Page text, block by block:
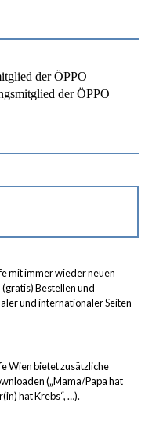
der ÖPPO
der ÖPPO
mit immer wieder neuen
Bestellen und
und internationaler Seiten
Wien bietet zusätzliche
(„Mama/Papa hat
hat Krebs“, …).